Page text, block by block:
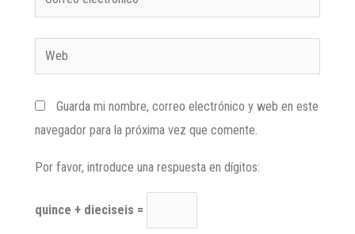
Guarda mi nombre, correo electrónico y web en este
navegador para la próxima vez que comente.
Por favor, introduce una respuesta en dígitos:
quince + dieciseis =